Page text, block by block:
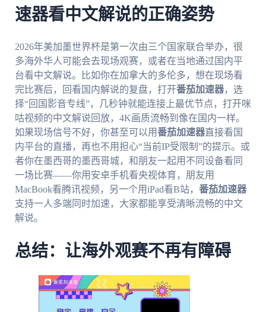
速器看中文解说的正确姿势
2026年美加墨世界杯是第一次由三个国家联合举办，很
多海外华人可能会去现场观赛，或者在当地通过国内平
台看中文解说。比如你在加拿大的多伦多，想在现场看
完比赛后，回看国内解说的复盘，打开番茄加速器，选
择“回国影音专线”，几秒钟就能连接上最优节点，打开咪
咕视频的中文解说回放，4K画质流畅到像在国内一样。
如果现场信号不好，你甚至可以用番茄加速器直接看国
内平台的直播，再也不用担心“当前IP受限制”的提示。或
者你在墨西哥的墨西哥城，和朋友一起用不同设备看同
一场比赛——你用安卓手机看央视体育，朋友用
MacBook看腾讯视频，另一个用iPad看B站， 番茄加速器
支持一人多端同时加速，大家都能享受清晰流畅的中文
解说。
总结：让海外观赛不再有障碍